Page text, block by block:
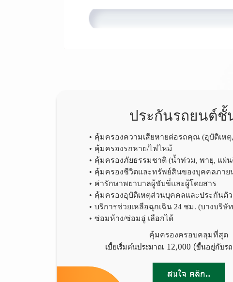
ประกันรถยนต์ชั้
คุ้มครองความเสียหายต่อรถคุณ (อุบัติเห
คุ้มครองรถหาย/ไฟไหม้
คุ้มครองภัยธรรมชาติ (น้ำท่วม, พายุ, แผ่
คุ้มครองชีวิตและทรัพย์สินของบุคคลภาย
ค่ารักษาพยาบาลผู้ขับขี่และผู้โดยสาร
คุ้มครองอุบัติเหตุส่วนบุคคลและประกันตั
บริการช่วยเหลือฉุกเฉิน 24 ชม. (บางบริษั
ซ่อมห้าง/ซ่อมอู่ เลือกได้
คุ้มครองครอบคลุมที่สุด
เบี้ยเริ่มต้นประมาณ 12,000 (ขึ้นอยู่กับร
สนใจ คลิก..